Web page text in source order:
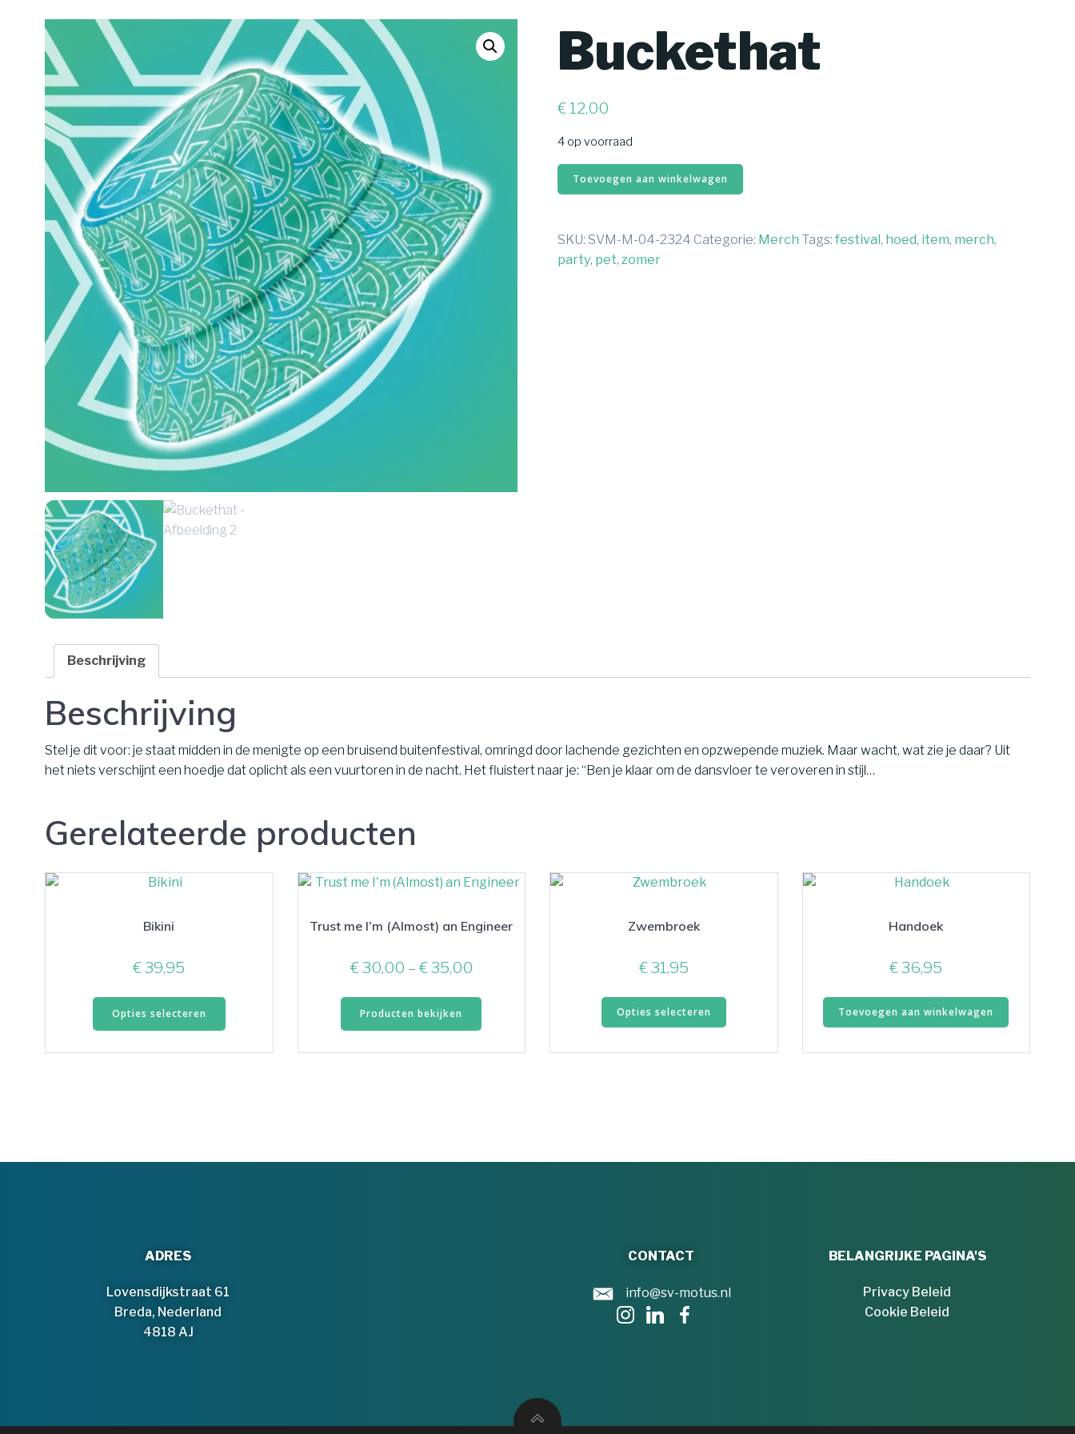
Buckethat
€12,00
4 op voorraad
Buckethat
hoeveelheid
Toevoegen aan winkelwagen
SKU: SVM-M-04-2324 Categorie: Merch Tags: festival , hoed, item, merch,
party, pet, zomer
Beschrijving
Beschrijving
Stel je dit voor: je staat midden in de menigte op een bruisend buitenfestival, omringd door lachende gezichten en opzwepende muziek. Maar wacht, wat zie je daar? Uit
het niets verschijnt een hoedje dat oplicht als een vuurtoren in de nacht. Het fluistert naar je: “Ben je klaar om de dansvloer te veroveren in stijl…
Gerelateerde producten
Bikini
€39,95
Opties selecteren
Dit
meerdere
Trust me I’m (Almost) an Engineer
€30,00 – €35,00Prijsklasse:
€ 35,00
Producten bekijken
Zwembroek
€31,95
Opties selecteren
Dit
meerdere
Handoek
€36,95
Toevoegen aan winkelwagen
ADRES
Lovensdijkstraat 61
Breda, Nederland
4818 AJ
CONTACT
info@sv-motus.nl
BELANGRIJKE PAGINA'S
Privacy Beleid
Cookie Beleid